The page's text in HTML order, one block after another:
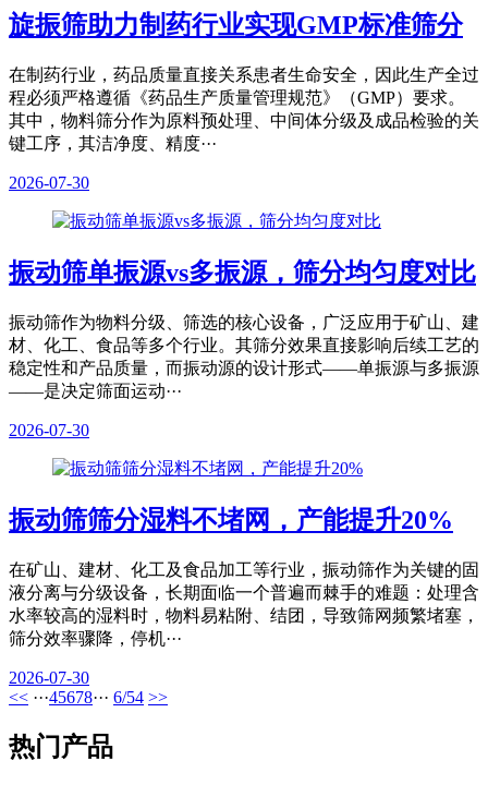
旋振筛助力制药行业实现GMP标准筛分
在制药行业，药品质量直接关系患者生命安全，因此生产全过
程必须严格遵循《药品生产质量管理规范》（GMP）要求。
其中，物料筛分作为原料预处理、中间体分级及成品检验的关
键工序，其洁净度、精度···
2026-07-30
振动筛单振源vs多振源，筛分均匀度对比
振动筛作为物料分级、筛选的核心设备，广泛应用于矿山、建
材、化工、食品等多个行业。其筛分效果直接影响后续工艺的
稳定性和产品质量，而振动源的设计形式——单振源与多振源
——是决定筛面运动···
2026-07-30
振动筛筛分湿料不堵网，产能提升20%
在矿山、建材、化工及食品加工等行业，振动筛作为关键的固
液分离与分级设备，长期面临一个普遍而棘手的难题：处理含
水率较高的湿料时，物料易粘附、结团，导致筛网频繁堵塞，
筛分效率骤降，停机···
2026-07-30
<< ···45678··· 6/54 >>
热门产品